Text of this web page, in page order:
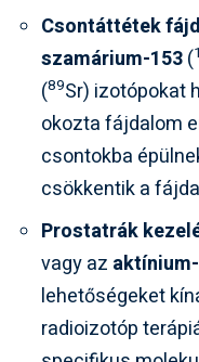
Csontáttétek
szamárium-153(
(89Sr) izotópokat
okozta fájdalom
csontokba
csökkentik a
Prostatrák
vagy az
lehetőségeket
radioizotóp